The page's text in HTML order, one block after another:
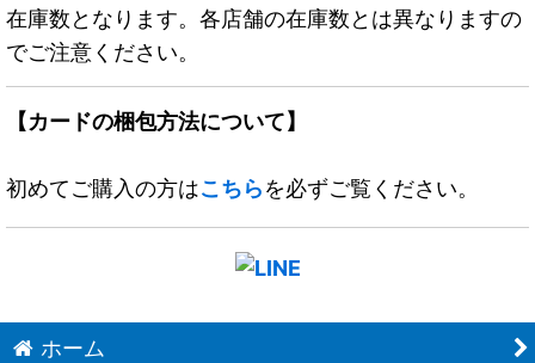
在庫数となります。各店舗の在庫数とは異なりますの
でご注意ください。
【カードの梱包方法について】
初めてご購入の方はこちらを必ずご覧ください。
ホーム